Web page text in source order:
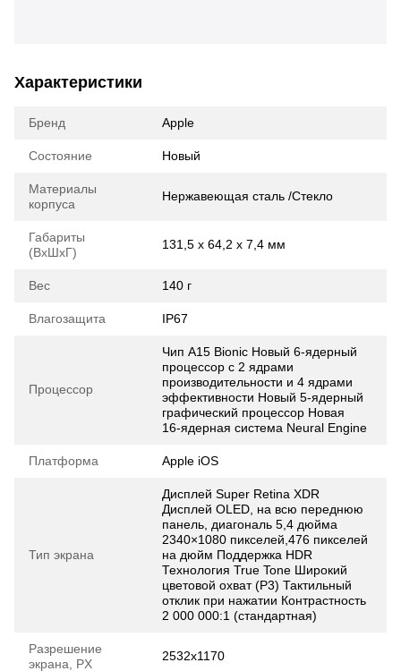
Характеристики
Бренд Apple
Состояние Новый
Материалы
корпуса
Нержавеющая сталь /Стекло
Габариты
(ВхШхГ)
131,5 х 64,2 х 7,4 мм
Вес 140 г
Влагозащита IP67
Процессор
Чип A15 Bionic Новый 6‑ядерный
процессор с 2 ядрами
производительности и 4 ядрами
эффективности Новый 5‑ядерный
графический процессор Новая
16‑ядерная система Neural Engine
Платформа Apple iOS
Тип экрана
Дисплей Super Retina XDR
Дисплей OLED, на всю переднюю
панель, диагональ 5,4 дюйма
2340×1080 пикселей,476 пикселей
на дюйм Поддержка HDR
Технология True Tone Широкий
цветовой охват (P3) Тактильный
отклик при нажатии Контрастность
2 000 000:1 (стандартная)
Разрешение
экрана, PX
2532x1170